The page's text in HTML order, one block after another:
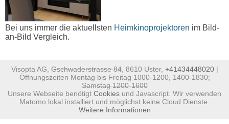
Bei uns immer die aktuellsten Heimkinoprojektoren im Bild-
an-Bild Vergleich.
Visopta AG,Gschwaderstrasse 84, 8610 Uster, +41434448020|
Öffnungszeiten Montag bis Freitag 1000-1200, 1400-1830;
Samstag 1200-1600
Unsere Webseite benötigt Cookies und Javascript. Wir verwenden
Matomo lokal installiert und möglichst keine Cloud Dienste.
Weitere Informationen